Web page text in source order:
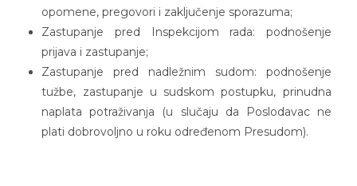
opomene, pregovori i zaključenje sporazuma;
Zastupanje pred Inspekcijom rada: podnošenje
prijava i zastupanje;
Zastupanje pred nadležnim sudom: podnošenje
tužbe, zastupanje u sudskom postupku, prinudna
naplata potraživanja (u slučaju da Poslodavac ne
plati dobrovoljno u roku određenom Presudom).